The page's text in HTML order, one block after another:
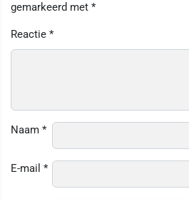
gemarkeerd met *
Reactie *
Naam *
E-mail *